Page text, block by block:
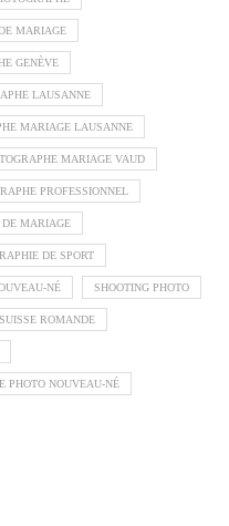
MARIAGE
GENÈVE
LAUSANNE
MARIAGE LAUSANNE
MARIAGE VAUD
PROFESSIONNEL
DE MARIAGE
DE SPORT
NÉ SHOOTING PHOTO
SUISSE ROMANDE
PHOTO NOUVEAU-NÉ